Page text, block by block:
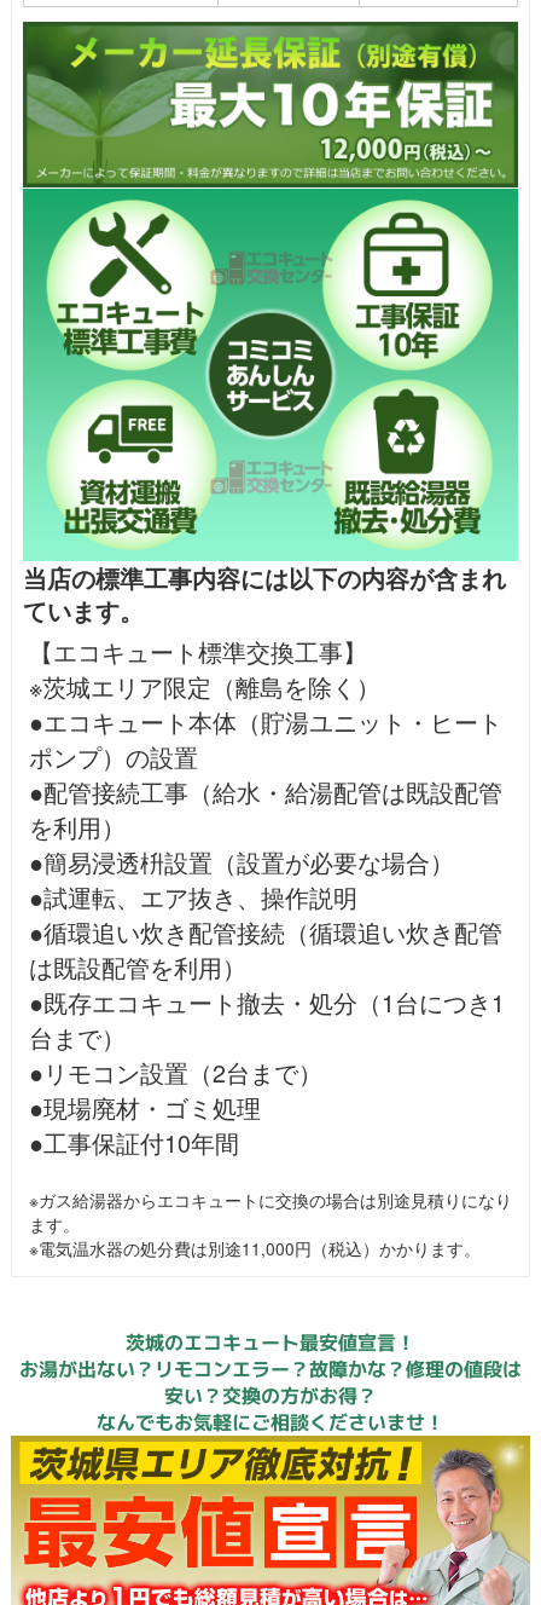
当店の標準工事内容には以下の内容が含まれ
ています。
【エコキュート標準交換工事】
※茨城エリア限定（離島を除く）
●エコキュート本体（貯湯ユニット・ヒート
ポンプ）の設置
●配管接続工事（給水・給湯配管は既設配管
を利用）
●簡易浸透枡設置（設置が必要な場合）
●試運転、エア抜き、操作説明
●循環追い炊き配管接続（循環追い炊き配管
は既設配管を利用）
●既存エコキュート撤去・処分（1台につき1
台まで）
●リモコン設置（2台まで）
●現場廃材・ゴミ処理
●工事保証付10年間
※ガス給湯器からエコキュートに交換の場合は別途見積りになり
ます。
※電気温水器の処分費は別途11,000円（税込）かかります。
茨城のエコキュート最安値宣言！
お湯が出ない？リモコンエラー？故障かな？修理の値段は
安い？交換の方がお得？
なんでもお気軽にご相談くださいませ！